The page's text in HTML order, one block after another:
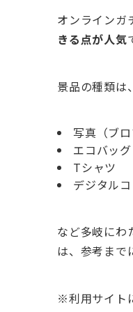
オンラインガ
きる点が人気
景品の種類は、
写真（ブロ
エコバッグ
Tシャツ
デジタル
など多岐にわ
は、参考まで
※利用サイト